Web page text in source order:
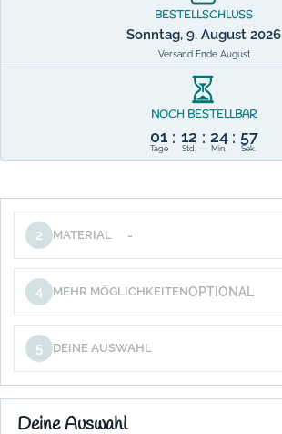
BESTELLSCHLUSS
Sonntag, 9. August 2026
Versand Ende August
NOCH BESTELLBAR
01
Tage
: 12
Std.
: 24
Min.
: 57
Sek.
2 MATERIAL -
4 MEHR MÖGLICHKEITENOPTIONAL
5 DEINE AUSWAHL
Deine Auswahl